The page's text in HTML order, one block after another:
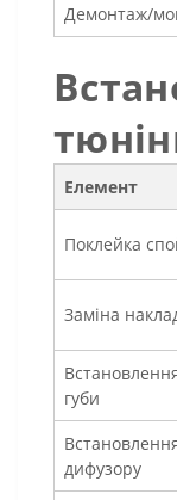
Демонтаж/
Елемент
Поклейка
Заміна
губи
дифузору